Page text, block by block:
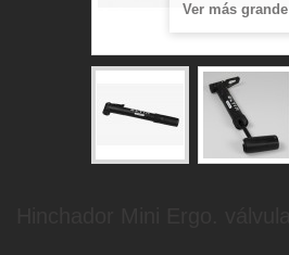
Ver más grande